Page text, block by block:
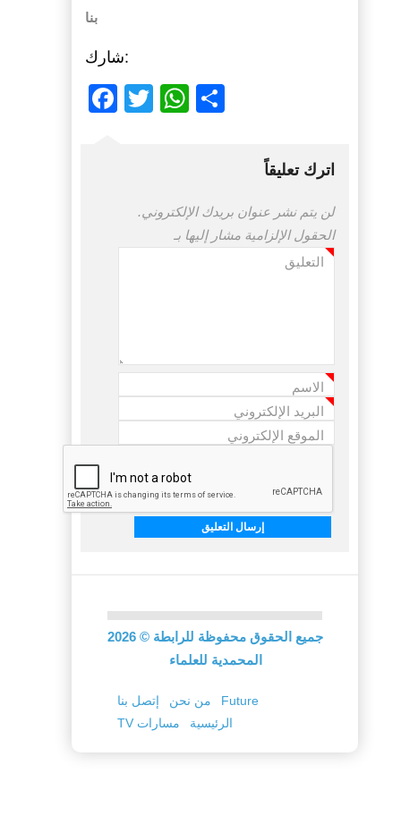
بنا
شارك:
Facebook
TwitterWhatsApp
اترك تعليقاً
لن يتم نشر عنوان بريدك الإلكتروني.
الحقول الإلزامية مشار إليها بـ
التعليق
الاسم *
البريد الإلكتروني *
الموقع الإلكتروني
2026 © جميع الحقوق محفوظة للرابطة
المحمدية للعلماء
إتصل بنا من نحن
Future
TV مسارات
الرئيسية